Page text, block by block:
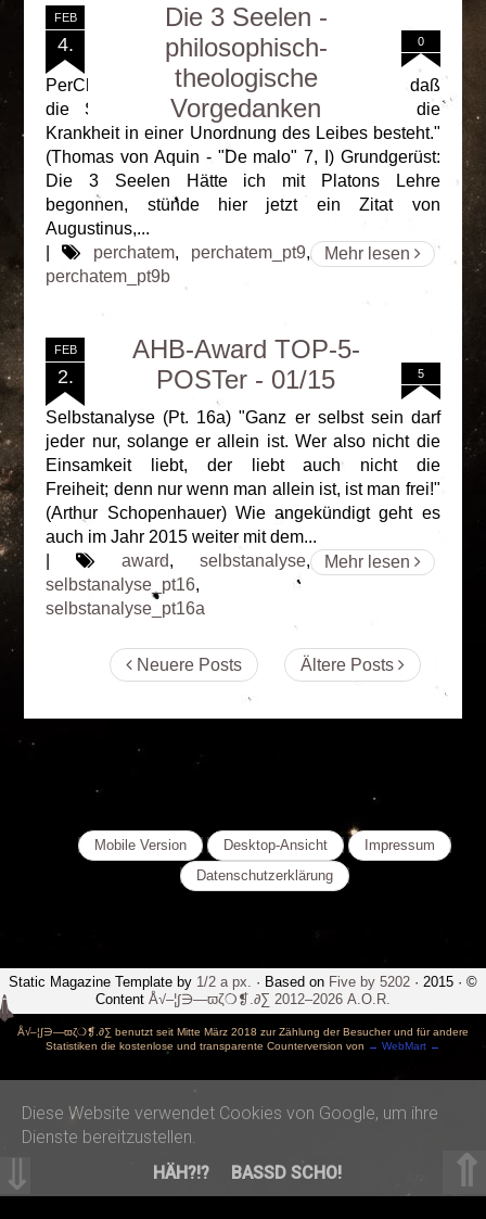
FEB
4.
Die 3 Seelen -
philosophisch-
theologische
Vorgedanken
0
PerChaTem (Pt. 9b) "Die Sünde besteht darin, daß
die Seele ihre Ordnung verliert, so wie die
Krankheit in einer Unordnung des Leibes besteht."
(Thomas von Aquin - "De malo" 7, I) Grundgerüst:
Die 3 Seelen Hätte ich mit Platons Lehre
begonnen, stünde hier jetzt ein Zitat von
Augustinus,...
Mehr lesen
| perchatem, perchatem_pt9,
perchatem_pt9b
FEB
2.
AHB-Award TOP-5-
POSTer - 01/15
5
Selbstanalyse (Pt. 16a) "Ganz er selbst sein darf
jeder nur, solange er allein ist. Wer also nicht die
Einsamkeit liebt, der liebt auch nicht die
Freiheit; denn nur wenn man allein ist, ist man frei!"
(Arthur Schopenhauer) Wie angekündigt geht es
auch im Jahr 2015 weiter mit dem...
Mehr lesen
| award, selbstanalyse,
selbstanalyse_pt16,
selbstanalyse_pt16a
Neuere Posts Ältere Posts
⇑
⇓
Mobile Version Desktop-Ansicht
Impressum
Datenschutzerklärung
Static Magazine Template by 1/2 a px. · Based on Five by 5202 · 2015 · ©
Content Å√–¦∫∋—ϖζ❍❡.∂∑ 2012–2026 A.O.R.
Å√–¦∫∋—ϖζ❍❡.∂∑ benutzt seit Mitte März 2018 zur Zählung der Besucher und für andere
Statistiken die kostenlose und transparente Counterversion von → WebMart ←
Diese Website verwendet Cookies von Google, um ihre
Dienste bereitzustellen.
HÄH?!?
BASSD SCHO!